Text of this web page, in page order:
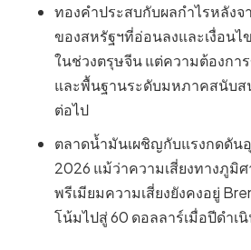
ทองคำประสบกับผลกำไรหลังจ
ของสหรัฐฯที่อ่อนลงและเงื่อนไ
ในช่วงตรุษจีน แต่ความต้องกา
และพื้นฐานระดับมหภาคสนับ
ต่อไป
ตลาดน้ำมันเผชิญกับแรงกดดัน
2026 แม้ว่าความเสี่ยงทางภูมิ
พรีเมียมความเสี่ยงยังคงอยู่
โน้มไปสู่ 60 ดอลลาร์เมื่อปีดำเ